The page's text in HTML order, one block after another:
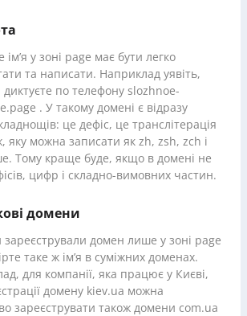
у зоні page має бути легко
та написати. Наприклад уявіть,
по телефону slozhnoe-
. У такому домені є відразу
це дефіс, це транслітерація
яку можна записати як zh, zsh, zch і
Тому краще буде, якщо в домені не
цифр і складно-вимовних частин.
домени
домен лише у зоні page
таке ж ім’я в суміжних доменах.
для компанії, яка працює у Києві,
домену kiev.ua можна
зареєструвати також домени com.ua